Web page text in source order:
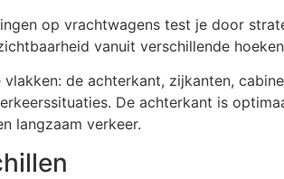
op vrachtwagens test je door
vanuit verschillende
de achterkant, zijkanten,
De achterkant is
langzaam verkeer.